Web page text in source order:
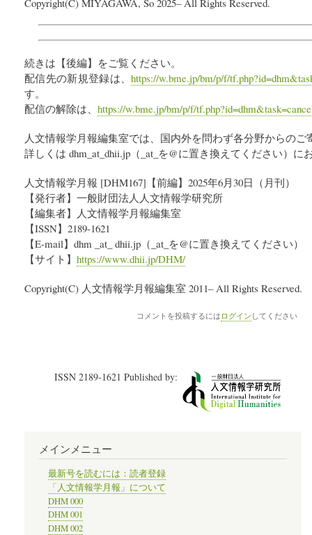
続きは【後編】をご覧ください。
配信先の新規登録は、https://w.bme.jp/bm/p/f/
す。
配信の解除は、 https://w.bme.jp/bm/p/f/
人文情報学月報編集室では、国内外を問わず各分野からの
詳しくは dhm_at_dhii.jp（_at_を@に置き換えてください）に
人文情報学月報 [DHM167]【前編】2025年6月30日（月刊）
【発行者】一般財団法人人文情報学研究所
【編集者】人文情報学月報編集室
【ISSN】2189-1621
【E-mail】dhm _at_ dhii.jp（_at_を@に置き換えてください）
【サイト】 https://www.dhii.jp/DHM/
Copyright(C) 人文情報学月報編集室 2011– All Rights Reserved.
コメントを投稿するにはログインしてください
ISSN 2189-1621 Published by:
メインメニュー
最新号を読むには：読者登録
「人文情報学月報」について
DHM 000
DHM 001
DHM 002